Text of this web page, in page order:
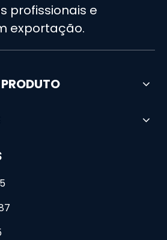
profissionais e
exportação.